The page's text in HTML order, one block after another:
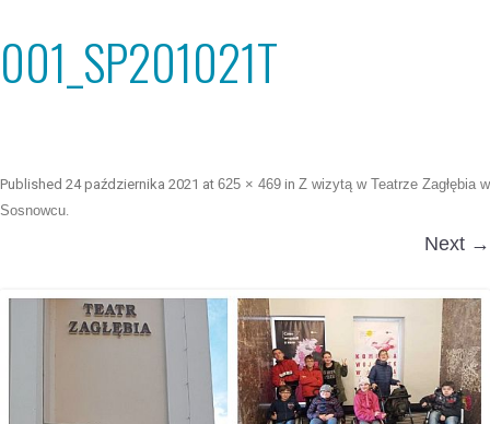
001_SP201021T
Published 24 października 2021 at 625 × 469 in Z wizytą w Teatrze Zagłębia w
Sosnowcu.
Next →